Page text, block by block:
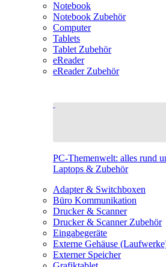
Notebook
Notebook Zubehör
Computer
Tablets
Tablet Zubehör
eReader
eReader Zubehör
PC-Themenwelt: alles rund
Laptops & Zubehör
Adapter & Switchboxen
Büro Kommunikation
Drucker & Scanner
Drucker & Scanner Zubehör
Eingabegeräte
Externe Gehäuse
Externer Speicher